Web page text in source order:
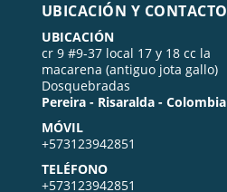
UBICACIÓN Y CONTACTO
UBICACIÓN
cr 9 #9-37 local 17 y 18 cc la
macarena (antiguo jota gallo)
Dosquebradas
Pereira - Risaralda - Colombia
MÓVIL
+573123942851
TELÉFONO
+573123942851